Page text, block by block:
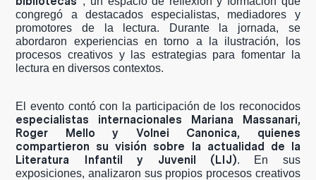
congregó a destacados especialistas, mediadores y
promotores de la lectura. Durante la jornada, se
abordaron experiencias en torno a la ilustración, los
procesos creativos y las estrategias para fomentar la
lectura en diversos contextos.
El evento contó con la participación de los reconocidos
especialistas internacionales Mariana Massanari,
Roger Mello y Volnei Canonica, quienes
compartieron su visión sobre la actualidad de la
Literatura Infantil y Juvenil (LIJ). En sus
exposiciones, analizaron sus propios procesos creativos